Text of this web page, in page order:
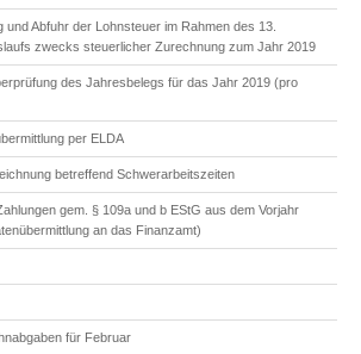
und Abfuhr der Lohnsteuer im Rahmen des 13.
zwecks steuerlicher Zurechnung zum Jahr 2019
des Jahresbelegs für das Jahr 2019 (pro
per ELDA
betreffend Schwerarbeitszeiten
gem. § 109a und b EStG aus dem Vorjahr
an das Finanzamt)
für Februar